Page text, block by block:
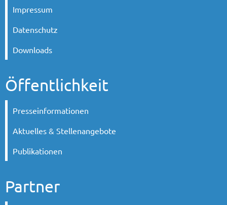
Impressum
Datenschutz
Downloads
Öffentlichkeit
Presseinformationen
Aktuelles & Stellenangebote
Publikationen
Partner